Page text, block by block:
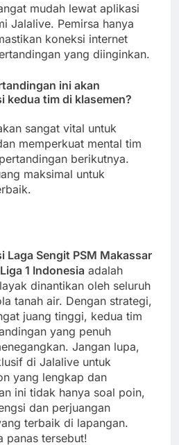
mudah lewat aplikasi
Jalalive. Pemirsa hanya
koneksi internet
yang diinginkan.
ini akan
kedua tim di klasemen?
sangat vital untuk
memperkuat mental tim
berikutnya.
maksimal untuk
Laga Sengit PSM Makassar
1 Indonesia adalah
dinantikan oleh seluruh
tanah air. Dengan strategi,
juang tinggi, kedua tim
yang penuh
Jangan lupa,
di Jalalive untuk
yang lengkap dan
ini tidak hanya soal poin,
dan perjuangan
terbaik di lapangan.
panas tersebut!